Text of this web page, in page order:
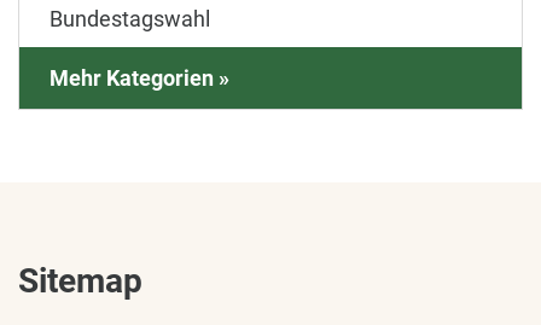
Bundestagswahl
Mehr Kategorien »
Sitemap